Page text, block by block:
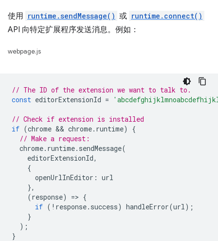
使用 runtime.sendMessage() 或 runtime.connect()
API 向特定扩展程序发送消息。例如：
webpage.js
// The ID of the extension we want to talk to.
const editorExtensionId =
// Check if extension is installed
if (chrome && chrome. runtime)
{
// Make a request:
chrome. runtime. sendMessage(
editorExtensionId,
{
openUrlInEditor : url
},
(response) => {
if ( ! response. success) handleError(url);
}
);
}